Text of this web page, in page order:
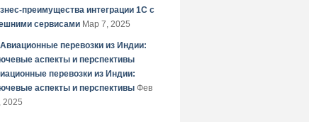
преимущества интеграции 1С с
сервисами Мар 7, 2025
перевозки из Индии:
аспекты и перспективы Фев
2025